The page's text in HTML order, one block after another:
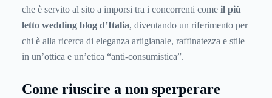
che è servito al sito a imporsi tra i concorrenti come il più
letto wedding blog d’Italia, diventando un riferimento per
chi è alla ricerca di eleganza artigianale, raffinatezza e stile
in un’ottica e un’etica “anti-consumistica”.
Come riuscire a non sperperare